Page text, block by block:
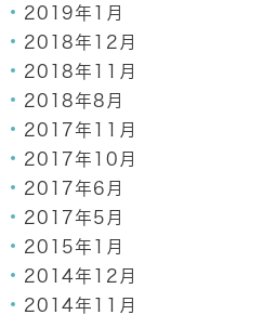
2019年1月
2018年12月
2018年11月
2018年8月
2017年11月
2017年10月
2017年6月
2017年5月
2015年1月
2014年12月
2014年11月